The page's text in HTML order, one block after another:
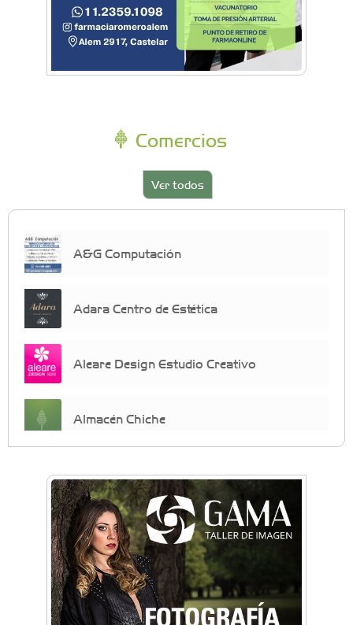
Comercios
Ver todos
A&G Computación
Adara Centro de Estética
Aleare Design Estudio Creativo
Almacén Chiche
crecimiento personal
Arq. Horacio Alejandro Sánchez
Artística ApasionArte